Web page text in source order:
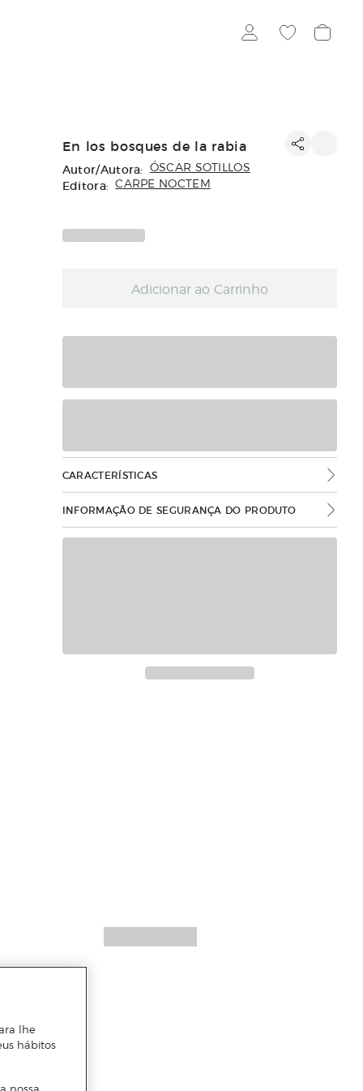
En los bosques de la rabia
Autor/Autora: ÓSCAR SOTILLOS
Editora: CARPE NOCTEM
Adicionar ao Carrinho
CARACTERÍSTICAS
INFORMAÇÃO DE SEGURANÇA DO PRODUTO
lhe
hábitos
nossa